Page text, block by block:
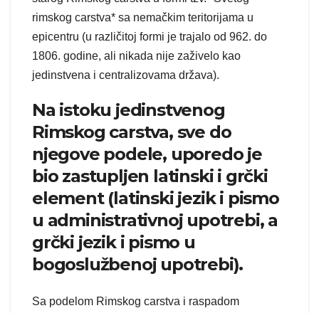
rimskog carstva* sa nemačkim teritorijama u
epicentru (u različitoj formi je trajalo od 962. do
1806. godine, ali nikada nije zaživelo kao
jedinstvena i centralizovama država).
Na istoku jedinstvenog
Rimskog carstva, sve do
njegove podele, uporedo je
bio zastupljen latinski i grčki
element (latinski jezik i pismo
u administrativnoj upotrebi, a
grčki jezik i pismo u
bogoslužbenoj upotrebi).
Sa podelom Rimskog carstva i raspadom